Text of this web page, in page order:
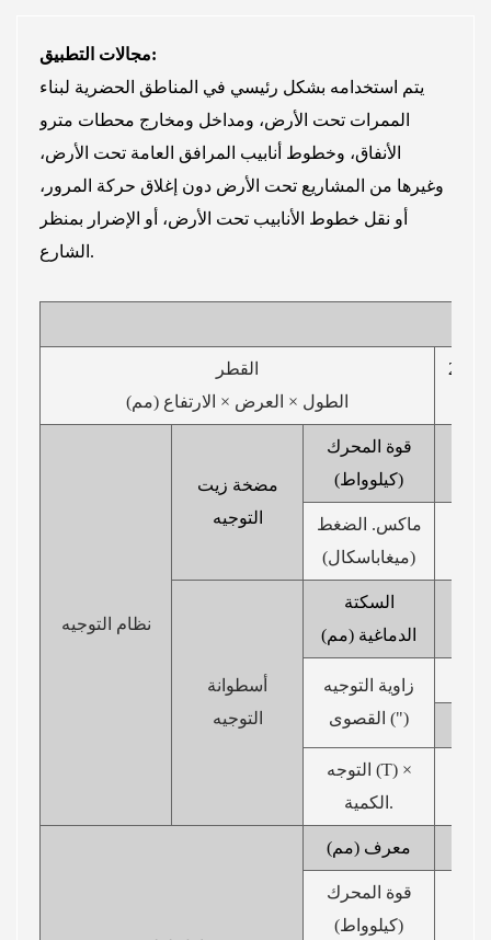
مجالات التطبيق:
يتم استخدامه بشكل رئيسي في المناطق الحضرية لبناء
الممرات تحت الأرض، ومداخل ومخارج محطات مترو
الأنفاق، وخطوط أنابيب المرافق العامة تحت الأرض،
وغيرها من المشاريع تحت الأرض دون إغلاق حركة المرور،
أو نقل خطوط الأنابيب تحت الأرض، أو الإضرار بمنظر
الشارع.
القطر
الطول × العرض × الارتفاع (مم)
نظام التوجيه
مضخة زيت
التوجيه
قوة المحرك
(كيلوواط)
ماكس. الضغط
(ميغاباسكال)
أسطوانة
التوجيه
السكتة
الدماغية (مم)
زاوية التوجيه
القصوى (")
التوجه (T) ×
الكمية.
معرف (مم)
قوة المحرك
(كيلوواط)